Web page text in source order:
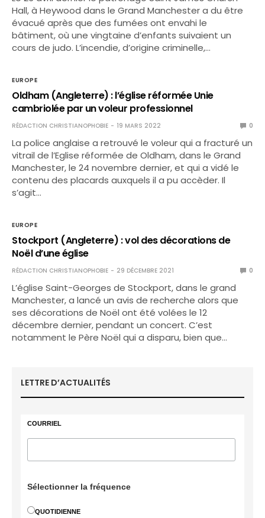
Hall, à Heywood dans le Grand Manchester a du être
évacué après que des fumées ont envahi le
bâtiment, où une vingtaine d’enfants suivaient un
cours de judo. L’incendie, d’origine criminelle,…
EUROPE
Oldham (Angleterre) : l’église réformée Unie
cambriolée par un voleur professionnel
RÉDACTION CHRISTIANOPHOBIE 19 MARS 2022 0
La police anglaise a retrouvé le voleur qui a fracturé un
vitrail de l’Eglise réformée de Oldham, dans le Grand
Manchester, le 24 novembre dernier, et qui a vidé le
contenu des placards auxquels il a pu accèder. Il
s’agit…
EUROPE
Stockport (Angleterre) : vol des décorations de
Noël d’une église
RÉDACTION CHRISTIANOPHOBIE 29 DÉCEMBRE 2021 0
L’église Saint-Georges de Stockport, dans le grand
Manchester, a lancé un avis de recherche alors que
ses décorations de Noël ont été volées le 12
décembre dernier, pendant un concert. C’est
notamment le Père Noël qui a disparu, bien que…
LETTRE D’ACTUALITÉS
COURRIEL
Sélectionner la fréquence
QUOTIDIENNE